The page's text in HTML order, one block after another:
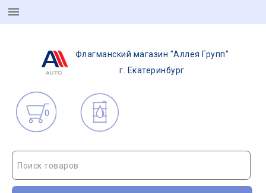
Флагманский магазин "Аллея Групп"
г. Екатеринбург
0
Поиск товаров